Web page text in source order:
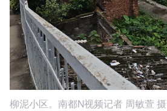
柳泥小区。南都N视频记者 周敏萱 摄